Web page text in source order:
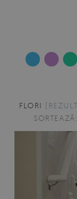
FLORI
SORTEAZĂ: